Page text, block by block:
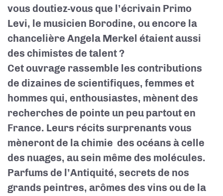
vous doutiez-vous que l’écrivain Primo
Levi, le musicien Borodine, ou encore la
chancelière Angela Merkel étaient aussi
des chimistes de talent ?
Cet ouvrage rassemble les contributions
de dizaines de scientifiques, femmes et
hommes qui, enthousiastes, mènent des
recherches de pointe un peu partout en
France. Leurs récits surprenants vous
mèneront de la chimie des océans à celle
des nuages, au sein même des molécules.
Parfums de l’Antiquité, secrets de nos
grands peintres, arômes des vins ou de la